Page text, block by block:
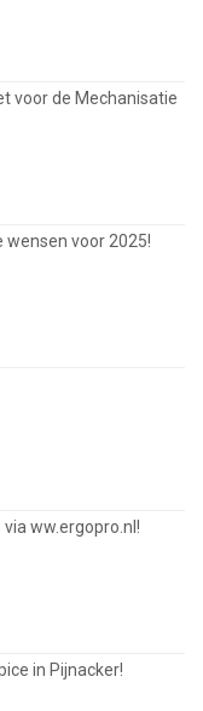
voor de Mechanisatie
wensen voor 2025!
ww.ergopro.nl!
in Pijnacker!